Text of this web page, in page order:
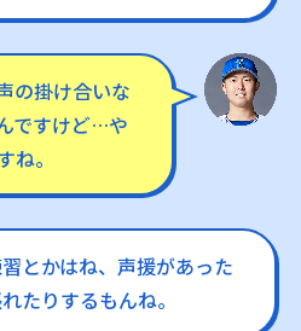
の掛け合いな
ですけど…や
ね。
とかはね、声援があった
たりするもんね。